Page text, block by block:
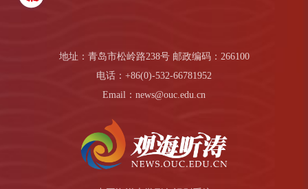
地址：青岛市松岭路238号 邮政编码：266100
电话：+86(0)-532-66781952
Email：news@ouc.edu.cn